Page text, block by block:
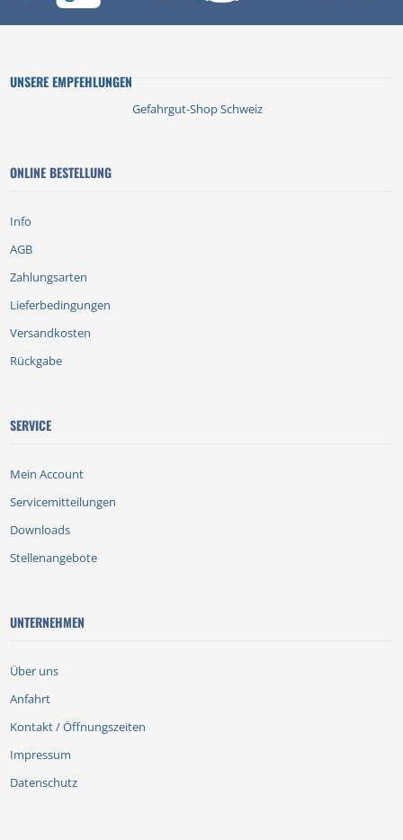
UNSERE EMPFEHLUNGEN
Gefahrgut-Shop Schweiz
ONLINE BESTELLUNG
Info
AGB
Zahlungsarten
Lieferbedingungen
Versandkosten
Rückgabe
SERVICE
Mein Account
Servicemitteilungen
Downloads
Stellenangebote
UNTERNEHMEN
Über uns
Anfahrt
Kontakt / Öffnungszeiten
Impressum
Datenschutz